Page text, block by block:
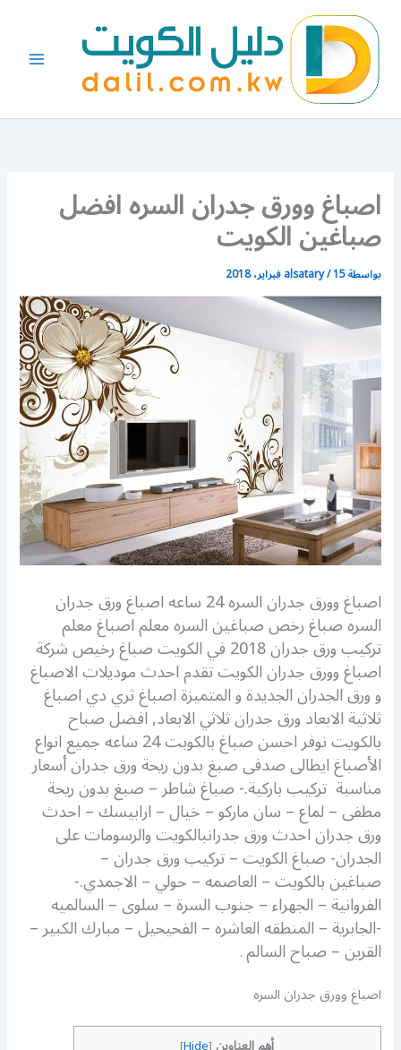
المحتوى
اصباغ وورق جدران السره افضل
صباغين الكويت
بواسطة alsatary/15 فبراير، 2018
اصباغ وورق جدران السره 24 ساعه اصباغ ورق جدران
السره صباغ رخص صباغين السره معلم اصباغ معلم
تركيب ورق جدران 2018 في الكويت صباغ رخيص شركة
اصباغ وورق جدران الكويت تقدم احدث موديلات الاصباغ
و ورق الجدران الجديدة و المتميزة اصباغ ثري دي اصباغ
ثلاثية الابعاد ورق جدران ثلاثي الابعاد, افضل صباح
بالكويت نوفر احسن صباغ بالكوبت 24 ساعه جميع انواع
الأصباغ ايطالى صدفى صبغ بدون ريحة ورق جدران أسعار
مناسبة تركيب باركية.- صباغ شاطر – صبغ بدون ريحة
مطفى – لماع – سان ماركو – خيال – ارابيسك – احدث
ورق جدران احدث ورق جدرانبالكويت والرسومات على
الجدران- صباغ الكويت – تركيب ورق جدران –
صباغين بالكويت – العاصمه – حولي – الاجمدي.-
الفروانية – الجهراء – جنوب السرة – سلوى – السالميه
-الجابرية – المنطقه العاشره – الفحيحيل – مبارك الكبير –
القرين – صباح السالم.
اصباغ وورق جدران السره